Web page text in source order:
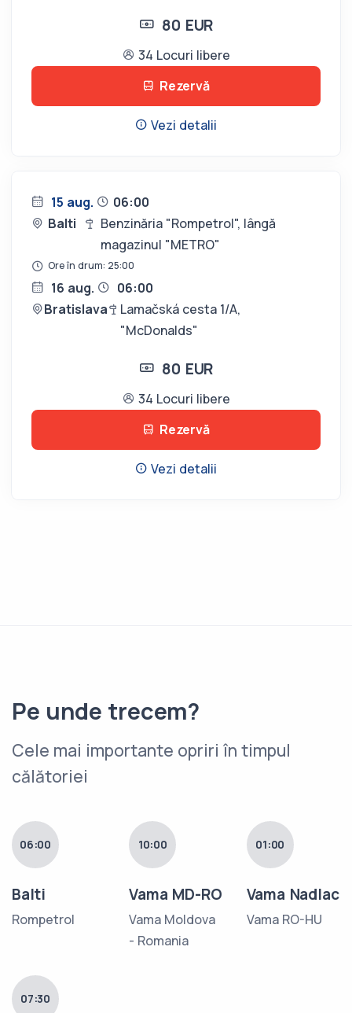
80 EUR
34 Locuri libere
Rezervă
Vezi detalii
15 aug.
06:00
Balti
Benzinăria "Rompetrol", lângă
magazinul "METRO"
Ore în drum: 25:00
16 aug.
06:00
Bratislava
Lamačská cesta 1/A,
"McDonalds"
80 EUR
34 Locuri libere
Rezervă
Vezi detalii
Pe unde trecem?
Cele mai importante opriri în timpul
călătoriei
06:00
Balti
Rompetrol
10:00
Vama MD-RO
Vama Moldova
- Romania
01:00
Vama Nadlac
Vama RO-HU
07:30